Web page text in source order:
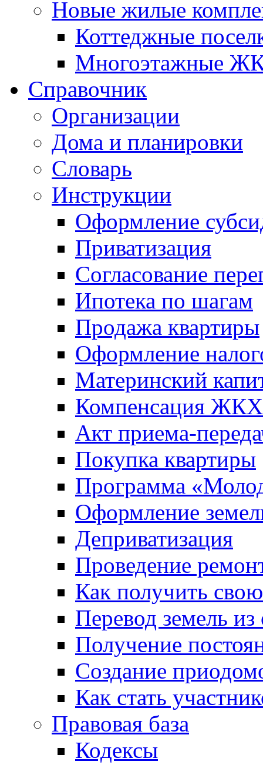
Новые жилые
Коттеджные
Многоэтажные
Справочник
Организации
Дома и планировки
Словарь
Инструкции
Оформление
Приватизация
Согласование
Ипотека по шагам
Продажа квартиры
Оформление
Материнский
Компенсация ЖКХ
Акт приема-
Покупка квартиры
Программа
Оформление
Деприватизация
Проведение
Как получить
Перевод земель
Получение
Создание
Как стать
Правовая база
Кодексы